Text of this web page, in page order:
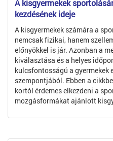
A kisgyermekek
kezdésének ideje
A kisgyermekek számára a
nemcsak fizikai, hanem
előnyökkel is jár. Azonban a
kiválasztása és a helyes
kulcsfontosságú a gyermekek
szempontjából. Ebben a
kortól érdemes elkezdeni a
mozgásformákat ajánlott